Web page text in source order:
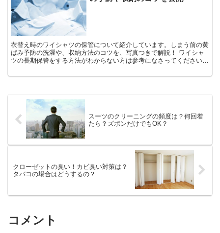
衣替え時のワイシャツの保管について紹介しています。しまう前の黄
ばみ予防の洗濯や、収納方法のコツを、写真つきで解説！ ワイシャ
ツの長期保管をする方法がわからない方は参考になさってください
スーツのクリーニングの頻度は？何回着
たら？ズボンだけでもOK？
クローゼットの臭い！カビ臭い対策は？
タバコの場合はどうするの？
コメント